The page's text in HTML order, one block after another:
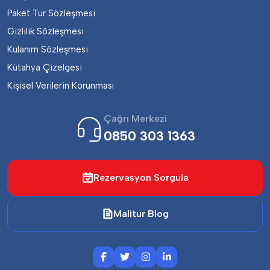
Havana’nın en keyifli caddelerinden birisi olan Prado
caddesi ile devam edeceğiz. Batista rejimi
sonrasında da halkın hizmetine müze olarak açılan
Devrim Müzesini gezeceğiz. Küba’nın en büyük
müzesi olan Devrim Müzesinde, Küba bağımsızlık
otelimize dönüyoruz ve turumuzun sonu. Akşamını
değerlendirmek isteyen misafirlerimiz şehirde
düzenlenen Bueno Vista gecesi programlarına
programının devamı otobüsle yapılacaktır)
Ekstra Tur: Klasik Arabalar ile Benzersiz Havana
Turu (125 EUR)
HAVANA
Paket Tur Sözleşmesi
Gizlilik Sözleşmesi
Kulanım Sözleşmesi
Kütahya Çizelgesi
Kişisel Verilerin Korunması
Çağrı Merkezi
0850 303 1363
Rezervasyon Sorgula
Malitur Blog